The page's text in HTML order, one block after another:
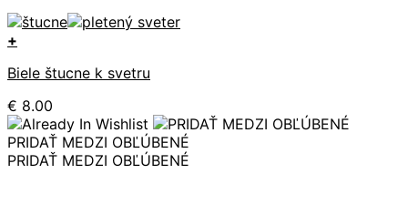
+
Biele štucne k svetru
€ 8.00
PRIDAŤ MEDZI OBĽÚBENÉ
PRIDAŤ MEDZI OBĽÚBENÉ